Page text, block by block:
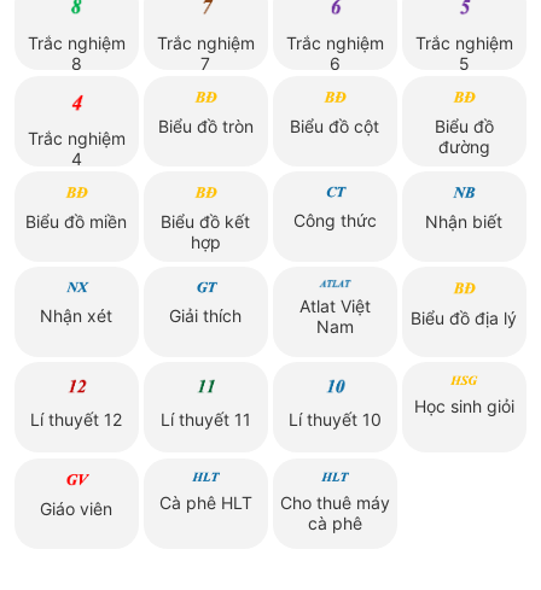
Trắc nghiệm
8
Trắc nghiệm
7
Trắc nghiệm
6
Trắc nghiệm
5
Trắc nghiệm
4
Biểu đồ tròn Biểu đồ cột
Biểu đồ
đường
Biểu đồ miền
Biểu đồ kết
hợp
Công thức Nhận biết
Nhận xét Giải thích
Atlat Việt
Nam
Biểu đồ địa lý
Lí thuyết 12 Lí thuyết 11 Lí thuyết 10
Học sinh giỏi
Giáo viên Cà phê HLT
Cho thuê máy
cà phê